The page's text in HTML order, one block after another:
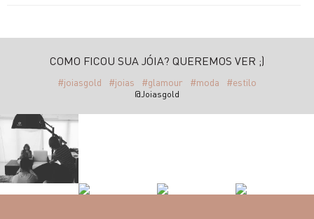
COMO FICOU SUA JÓIA? QUEREMOS VER ;)
#joiasgold #joias #glamour #moda #estilo
@Joiasgold